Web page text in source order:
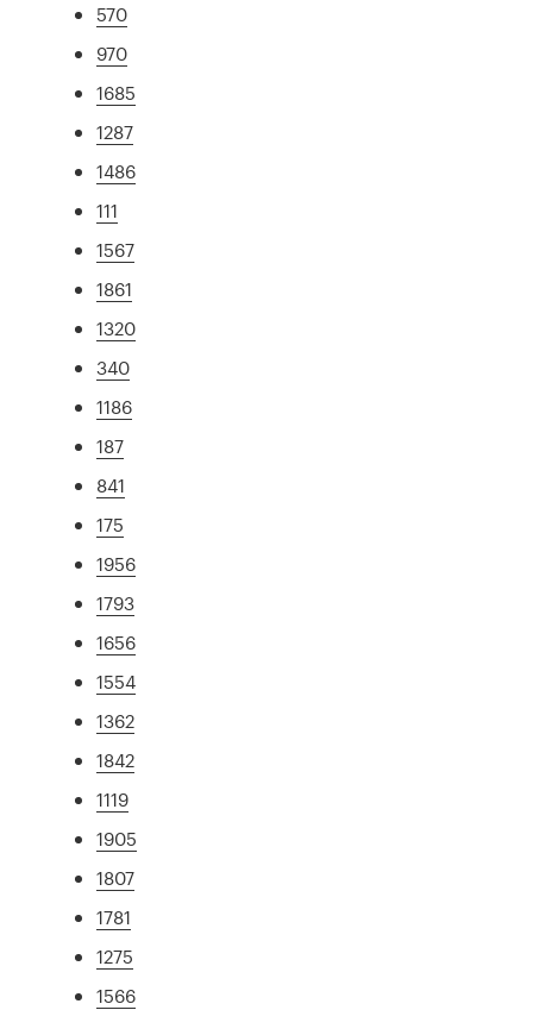
570
970
1685
1287
1486
111
1567
1861
1320
340
1186
187
841
175
1956
1793
1656
1554
1362
1842
1119
1905
1807
1781
1275
1566